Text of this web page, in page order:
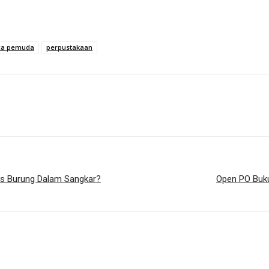
pemuda perpustakaan
Burung Dalam Sangkar? Open PO